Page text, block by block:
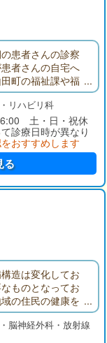
患者さんの診察
者さんの自宅へ
町の福祉課や福
れぞれに合わせ
す。
リハビリ科
土・日・祝休
診療日時が異なり
おすすめします
る
造は変化してお
ものとなってお
の住民の健康を
う全力を尽くし
脳神経外科・放射線